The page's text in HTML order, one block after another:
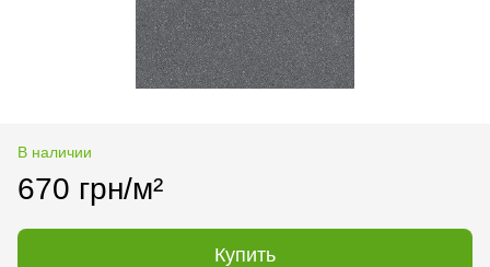
В наличии
670 грн/м²
Купить